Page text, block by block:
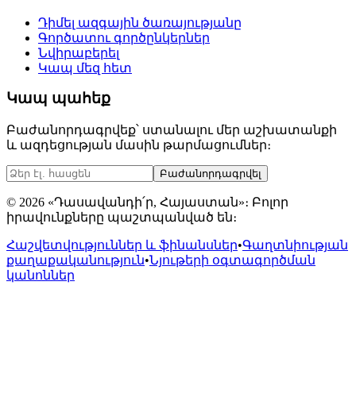
Դիմել ազգային ծառայությանը
Գործատու գործընկերներ
Նվիրաբերել
Կապ մեզ հետ
Կապ պահեք
Բաժանորդագրվեք՝ ստանալու մեր աշխատանքի
և ազդեցության մասին թարմացումներ։
Բաժանորդագրվել
© 2026 «Դասավանդի՛ր, Հայաստան»։ Բոլոր
իրավունքները պաշտպանված են։
Հաշվետվություններ և ֆինանսներ•Գաղտնիության
քաղաքականություն•Նյութերի օգտագործման
կանոններ